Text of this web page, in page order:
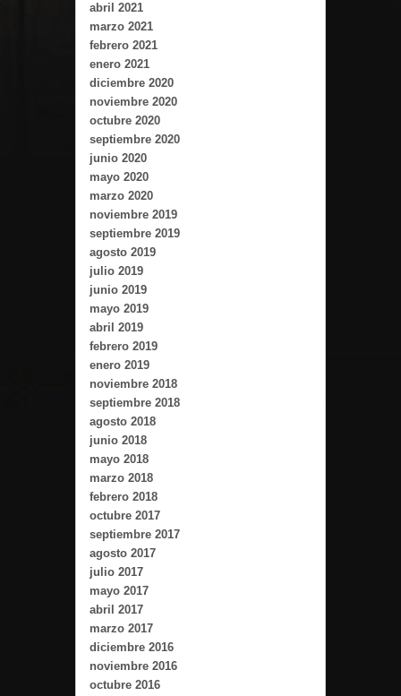
abril 2021
marzo 2021
febrero 2021
enero 2021
diciembre 2020
noviembre 2020
octubre 2020
septiembre 2020
junio 2020
mayo 2020
marzo 2020
noviembre 2019
septiembre 2019
agosto 2019
julio 2019
junio 2019
mayo 2019
abril 2019
febrero 2019
enero 2019
noviembre 2018
septiembre 2018
agosto 2018
junio 2018
mayo 2018
marzo 2018
febrero 2018
octubre 2017
septiembre 2017
agosto 2017
julio 2017
mayo 2017
abril 2017
marzo 2017
diciembre 2016
noviembre 2016
octubre 2016